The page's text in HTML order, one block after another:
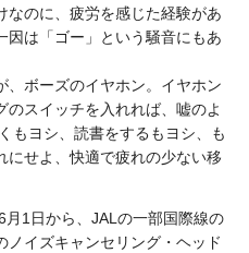
なのに、疲労を感じた経験があ
因は「ゴー」という騒音にもあ
、ボーズのイヤホン。イヤホン
スイッチを入れれば、嘘のよ
もヨシ、読書をするもヨシ、も
にせよ、快適で疲れの少ない移
1日から、JALの一部国際線の
イズキャンセリング・ヘッド